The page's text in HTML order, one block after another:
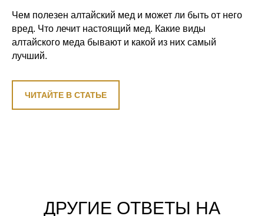
Чем полезен алтайский мед и может ли быть от него
вред. Что лечит настоящий мед. Какие виды
алтайского меда бывают и какой из них самый
лучший.
ЧИТАЙТЕ В СТАТЬЕ
ДРУГИЕ ОТВЕТЫ НА